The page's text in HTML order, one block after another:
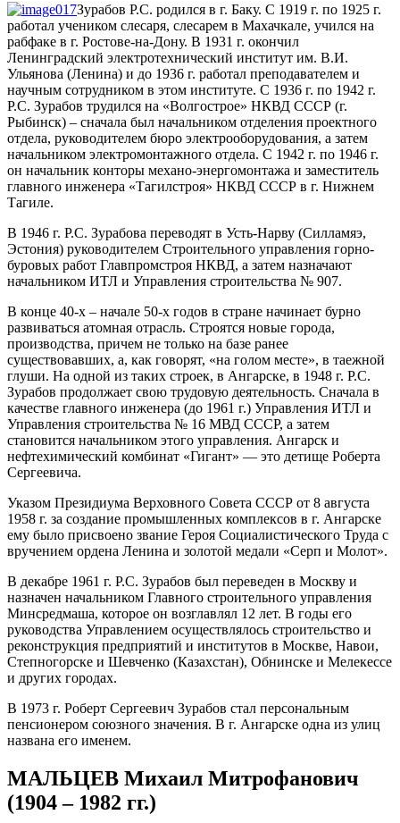
Зурабов Р.С. родился в г. Баку. С 1919 г. по 1925 г.
работал учеником слесаря, слесарем в Махачкале, учился на
рабфаке в г. Ростове-на-Дону. В 1931 г. окончил
Ленинградский электротехнический институт им. В.И.
Ульянова (Ленина) и до 1936 г. работал преподавателем и
научным сотрудником в этом институте. С 1936 г. по 1942 г.
Р.С. Зурабов трудился на «Волгострое» НКВД СССР (г.
Рыбинск) – сначала был начальником отделения проектного
отдела, руководителем бюро электрооборудования, а затем
начальником электромонтажного отдела. С 1942 г. по 1946 г.
он начальник конторы механо-энергомонтажа и заместитель
главного инженера «Тагилстроя» НКВД СССР в г. Нижнем
Тагиле.
В 1946 г. Р.С. Зурабова переводят в Усть-Нарву (Силламяэ,
Эстония) руководителем Строительного управления горно-
буровых работ Главпромстроя НКВД, а затем назначают
начальником ИТЛ и Управления строительства № 907.
В конце 40-х – начале 50-х годов в стране начинает бурно
развиваться атомная отрасль. Строятся новые города,
производства, причем не только на базе ранее
существовавших, а, как говорят, «на голом месте», в таежной
глуши. На одной из таких строек, в Ангарске, в 1948 г. Р.С.
Зурабов продолжает свою трудовую деятельность. Сначала в
качестве главного инженера (до 1961 г.) Управления ИТЛ и
Управления строительства № 16 МВД СССР, а затем
становится начальником этого управления. Ангарск и
нефтехимический комбинат «Гигант» — это детище Роберта
Сергеевича.
Указом Президиума Верховного Совета СССР от 8 августа
1958 г. за создание промышленных комплексов в г. Ангарске
ему было присвоено звание Героя Социалистического Труда с
вручением ордена Ленина и золотой медали «Серп и Молот».
В декабре 1961 г. Р.С. Зурабов был переведен в Москву и
назначен начальником Главного строительного управления
Минсредмаша, которое он возглавлял 12 лет. В годы его
руководства Управлением осуществлялось строительство и
реконструкция предприятий и институтов в Москве, Навои,
Степногорске и Шевченко (Казахстан), Обнинске и Мелекессе
и других городах.
В 1973 г. Роберт Сергеевич Зурабов стал персональным
пенсионером союзного значения. В г. Ангарске одна из улиц
названа его именем.
МАЛЬЦЕВ Михаил Митрофанович
(1904 – 1982 гг.)